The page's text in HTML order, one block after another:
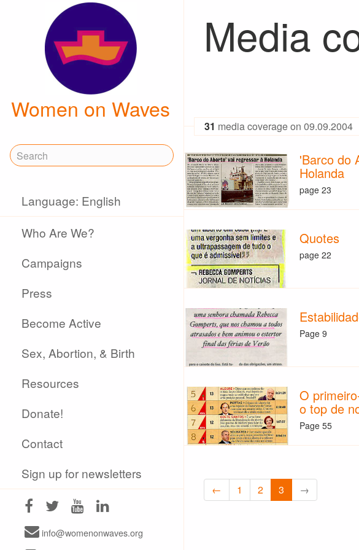
Women on Waves
Language: English
Who Are We?
Campaigns
Press
Become Active
Sex, Abortion, & Birth
Resources
Donate!
Contact
Sign up for newsletters
info@womenonwaves.org
Media
31 media coverage on 09.09.2004
'Barco do
Holanda
page 23
Quotes
page 22
Page 9
O
o top de
Page 55
← 1 2 3 →